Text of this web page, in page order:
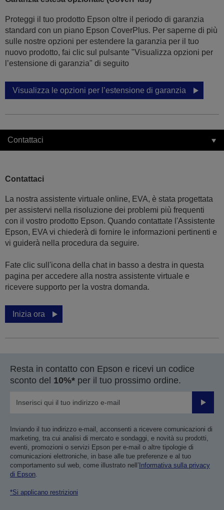
Proteggi il tuo prodotto Epson oltre il periodo di garanzia
standard con un piano Epson CoverPlus. Per saperne di più
sulle nostre opzioni per estendere la garanzia per il tuo
nuovo prodotto, fai clic sul pulsante "Visualizza opzioni per
l’estensione di garanzia" di seguito
Visualizza le opzioni per l’estensione di garanzia
Contattaci
Contattaci
La nostra assistente virtuale online, EVA, è stata progettata
per assistervi nella risoluzione dei problemi più frequenti
con il vostro prodotto Epson. Quando contattate l'Assistente
Epson, EVA vi chiederà di fornire le informazioni pertinenti e
vi guiderà nella procedura da seguire.
Fate clic sull'icona della chat in basso a destra in questa
pagina per accedere alla nostra assistente virtuale e
ricevere supporto per la vostra domanda.
Inizia ora
Resta in contatto con Epson e ricevi un codice
sconto del 10%* per il tuo prossimo ordine.
Invia
Inviando il tuo indirizzo e-mail, acconsenti a ricevere comunicazioni di
marketing, tra cui analisi di mercato e sondaggi, e novità su prodotti,
eventi, promozioni o servizi Epson per e-mail o altre tipologie di
comunicazioni elettroniche, in base alle tue preferenze e al tuo
comportamento sul web, come illustrato nell’ Informativa sulla privacy
di Epson.
*Si applicano restrizioni